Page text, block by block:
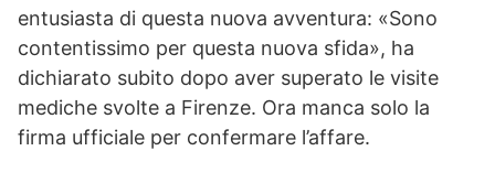
entusiasta di questa nuova avventura: «Sono
contentissimo per questa nuova sfida», ha
dichiarato subito dopo aver superato le visite
mediche svolte a Firenze. Ora manca solo la
firma ufficiale per confermare l’affare.